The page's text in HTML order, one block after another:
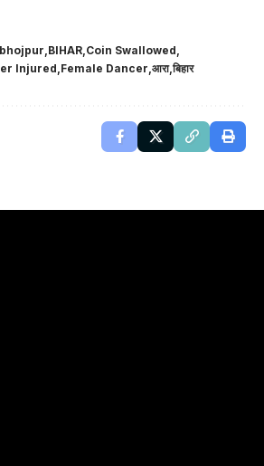
bhojpur BIHAR Coin Swallowed
Injured Female Dancer आरा बिहार